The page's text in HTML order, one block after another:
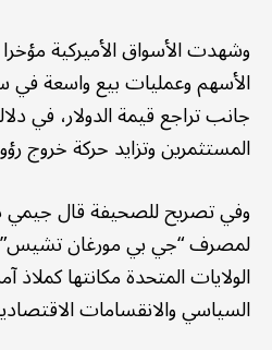
وشهدت الأسواق الأميركية
الأسهم وعمليات بيع واسعة في
جانب تراجع قيمة الدولار، في
المستثمرين وتزايد حركة خروج
وفي تصريح للصحيفة قال جيمي
لمصرف “جي بي مورغان تشيس”
الولايات المتحدة مكانتها
السياسي والانقسامات